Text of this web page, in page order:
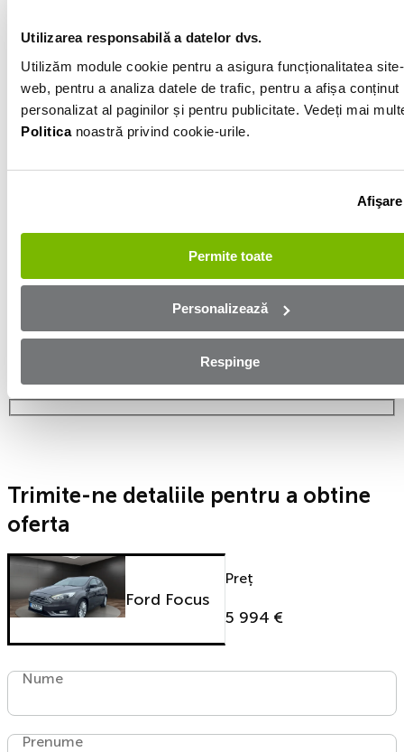
Utilizarea responsabilă a datelor dvs.
Utilizăm module cookie pentru a asigura funcționalitatea
web, pentru a analiza datele de trafic, pentru a afișa conținut
personalizat al paginilor și pentru publicitate. Vedeți mai
Politicanoastră privind cookie-urile.
Afişare
Permite toate
Personalizează
Respinge
Informatiile vanzatorului
0726226704
Trimite e-mail
Aplică online și bucură-te de
aprobare rapidă!
Ești mai aproape de mașina dorită! Completează
Trimite-ne detaliile pentru a obtine
oferta
Ford Focus
Preț
5 994 €
Nume
Prenume